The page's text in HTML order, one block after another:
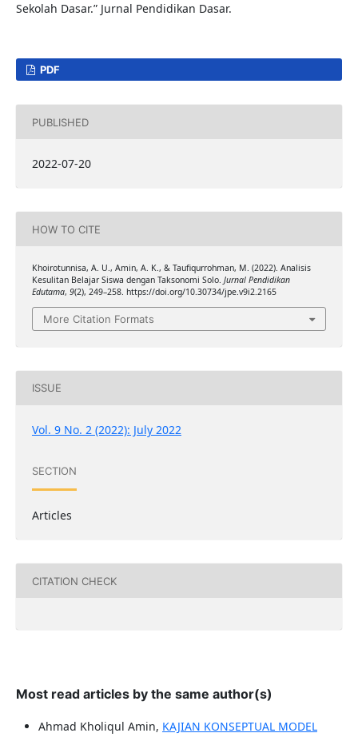
Sekolah Dasar.” Jurnal Pendidikan Dasar.
PDF
PUBLISHED
2022-07-20
HOW TO CITE
Khoirotunnisa, A. U., Amin, A. K., & Taufiqurrohman, M. (2022). Analisis
Kesulitan Belajar Siswa dengan Taksonomi Solo. Jurnal Pendidikan
Edutama, 9(2), 249–258. https://doi.org/10.30734/jpe.v9i2.2165
More Citation Formats
ISSUE
Vol. 9 No. 2 (2022): July 2022
SECTION
Articles
CITATION CHECK
Most read articles by the same author(s)
Ahmad Kholiqul Amin, KAJIAN KONSEPTUAL MODEL